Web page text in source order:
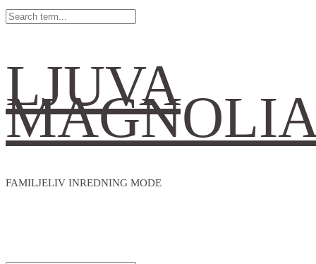
LJUVA
FAMILJELIV INREDNING MODE